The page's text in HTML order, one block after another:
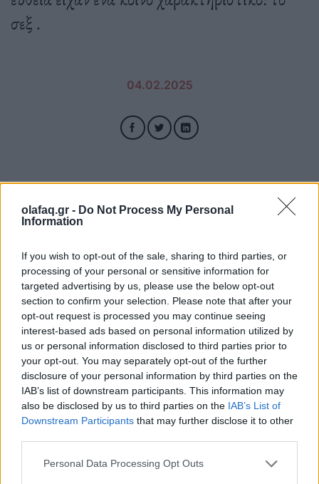
olafaq.gr - Do Not Process My Personal
Information
If you wish to opt-out of the sale, sharing to third parties, or
processing of your personal or sensitive information for
targeted advertising by us, please use the below opt-out
section to confirm your selection. Please note that after your
opt-out request is processed you may continue seeing
interest-based ads based on personal information utilized by
us or personal information disclosed to third parties prior to
your opt-out. You may separately opt-out of the further
disclosure of your personal information by third parties on the
IAB’s list of downstream participants. This information may
also be disclosed by us to third parties on the IAB’s List of
Downstream Participants that may further disclose it to other
Personal Data Processing Opt Outs
σεξ .
04.02.2025
Babygirl (2024)
Ταινίες που αποκλείστηκαν στην τελική ευθεία είχαν
ένα κοινό χαρακτηριστικό: το σεξ .